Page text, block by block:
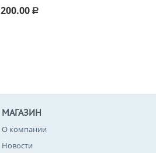
200.00 Р
МАГАЗИН
О компании
Новости